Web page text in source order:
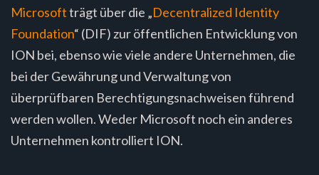
Microsoftträgt über die „Decentralized Identity
Foundation“ (DIF) zur öffentlichen Entwicklung von
ION bei, ebenso wie viele andere Unternehmen, die
bei der Gewährung und Verwaltung von
überprüfbaren Berechtigungsnachweisen führend
werden wollen. Weder Microsoft noch ein anderes
Unternehmen kontrolliert ION.